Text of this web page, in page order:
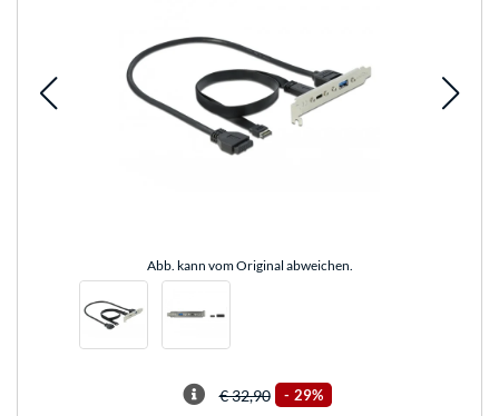
Abb. kann vom Original abweichen.
€ 32,90 - 29%